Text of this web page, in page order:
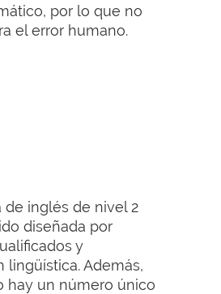
por lo que no
el error humano.
de inglés de nivel 2
diseñada por
y
lingüística. Además,
hay un número único